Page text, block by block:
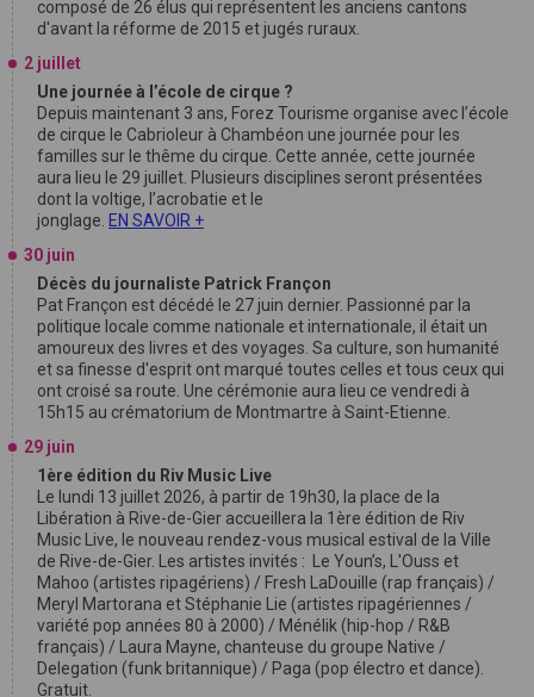
composé de 26 élus qui représentent les anciens cantons
d'avant la réforme de 2015 et jugés ruraux.
2 juillet
Une journée à l’école de cirque ?
Depuis maintenant 3 ans, Forez Tourisme organise avec l’école
de cirque le Cabrioleur à Chambéon une journée pour les
familles sur le thême du cirque. Cette année, cette journée
aura lieu le 29 juillet. Plusieurs disciplines seront présentées
dont la voltige, l’acrobatie et le
jonglage. EN SAVOIR +
30 juin
Décès du journaliste Patrick Françon
Pat Françon est décédé le 27 juin dernier. Passionné par la
politique locale comme nationale et internationale, il était un
amoureux des livres et des voyages. Sa culture, son humanité
et sa finesse d'esprit ont marqué toutes celles et tous ceux qui
ont croisé sa route. Une cérémonie aura lieu ce vendredi à
15h15 au crématorium de Montmartre à Saint-Etienne.
29 juin
1ère édition du Riv Music Live
Le lundi 13 juillet 2026, à partir de 19h30, la place de la
Libération à Rive-de-Gier accueillera la 1ère édition de Riv
Music Live, le nouveau rendez-vous musical estival de la Ville
de Rive-de-Gier. Les artistes invités : Le Youn’s, L'Ouss et
Mahoo (artistes ripagériens) / Fresh LaDouille (rap français) /
Meryl Martorana et Stéphanie Lie (artistes ripagériennes /
variété pop années 80 à 2000) / Ménélik (hip-hop / R&B
français) / Laura Mayne, chanteuse du groupe Native /
Delegation (funk britannique) / Paga (pop électro et dance).
Gratuit.